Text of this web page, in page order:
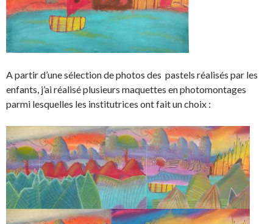
A partir d’une sélection de photos des pastels réalisés par les
enfants, j’ai réalisé plusieurs maquettes en photomontages
parmi lesquelles les institutrices ont fait un choix :